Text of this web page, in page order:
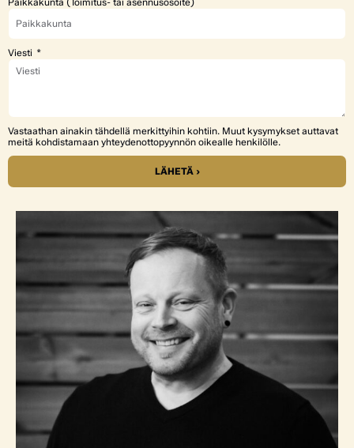
Viesti
Vastaathan ainakin tähdellä merkittyihin kohtiin. Muut kysymykset auttavat
meitä kohdistamaan yhteydenottopyynnön oikealle henkilölle.
LÄHETÄ ›